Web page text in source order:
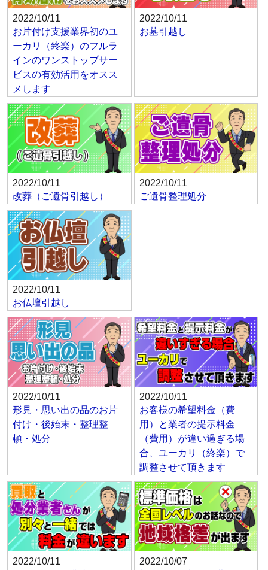
2022/10/11
お片付け支援業界初のユ
ーカリ（終楽）のフルラ
インのワンストップサー
ビスの有効活用をオスス
メします
2022/10/11
お墓引越し
2022/10/11
改葬（ご遺骨引越し）
2022/10/11
ご遺骨整理処分
2022/10/11
お仏壇引越し
2022/10/11
形見・思い出の品のお片
付け・後始末・整理整
頓・処分
2022/10/11
お客様の希望料金（費
用）と業者の提示料金
（費用）が違い過ぎる場
合、ユーカリ（終楽）で
調整させて頂きます
2022/10/11
2022/10/07